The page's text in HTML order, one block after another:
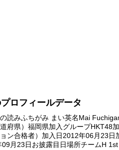
ロフィールデータ
読みふちがみ まい英名Mai
府県）福岡県加入グループHKT48
ン合格者）加入日2012年06月23日
月23日お披露目日場所チームH 1st